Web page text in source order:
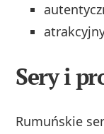
Sery i
Rumuńskie